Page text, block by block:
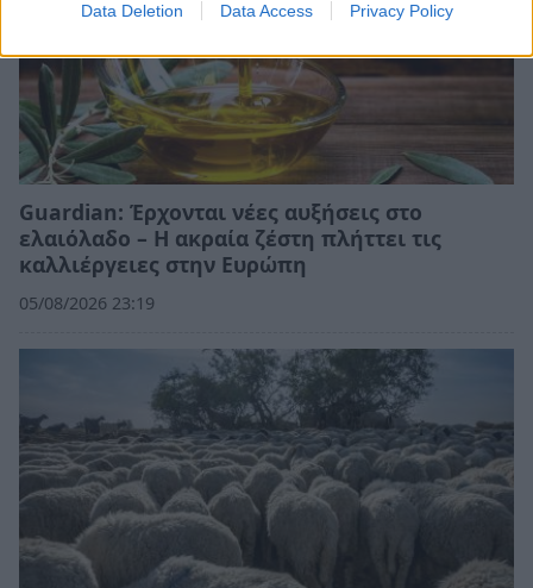
Data Deletion Data Access Privacy Policy
Guardian: Έρχονται νέες αυξήσεις στο
ελαιόλαδο – Η ακραία ζέστη πλήττει τις
καλλιέργειες στην Ευρώπη
05/08/2026 23:19